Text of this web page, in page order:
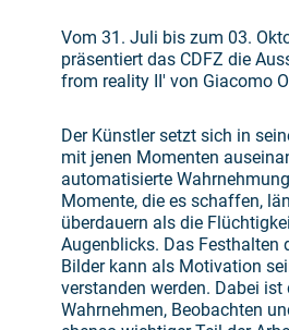
Vom 31. Juli bis zum 03.
präsentiert das CDFZ die
from reality II' von Giacomo
Der Künstler setzt sich in
mit jenen Momenten
automatisierte
Momente, die es schaffen,
überdauern als die
Augenblicks. Das Festhalten
Bilder kann als Motivation
verstanden werden. Dabei
Wahrnehmen, Beobachten